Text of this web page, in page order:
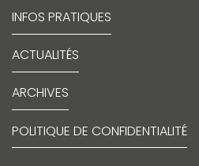
INFOS PRATIQUES
ACTUALITÉS
ARCHIVES
POLITIQUE DE CONFIDENTIALITÉ